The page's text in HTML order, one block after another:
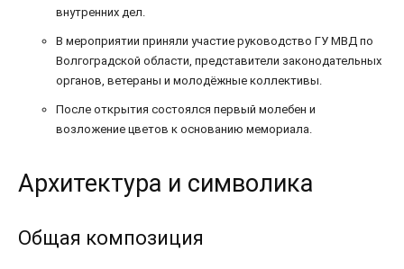
внутренних дел.
В мероприятии приняли участие руководство ГУ МВД по
Волгоградской области, представители законодательных
органов, ветераны и молодёжные коллективы.
После открытия состоялся первый молебен и
возложение цветов к основанию мемориала.
Архитектура и символика
Общая композиция